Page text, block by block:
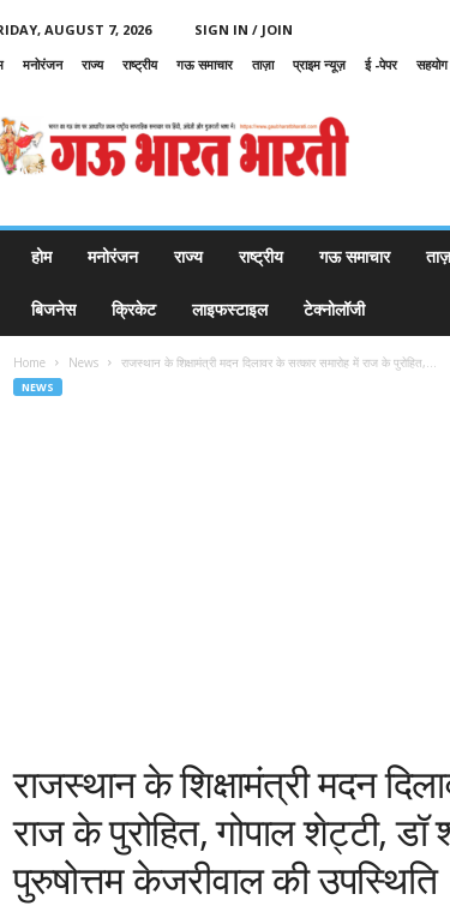
AUGUST 7, 2026
SIGN IN / JOIN
मनोरंजन राज्य राष्ट्रीय गऊ समाचार ताज़ा प्राइम न्यूज़ ई -पेपर
होम
मनोरंजन राज्य राष्ट्रीय गऊ समाचार
बिजनेस क्रिकेट लाइफस्टाइल टेक्नोलॉजी
Home News राजस्थान के शिक्षामंत्री मदन दिलावर के सत्कार समारोह में राज के पुरोहित,...
NEWS
राजस्थान के शिक्षामंत्री मदन
राज के पुरोहित, गोपाल शेट्टी,
पुरुषोत्तम केजरीवाल की उपस्थिति